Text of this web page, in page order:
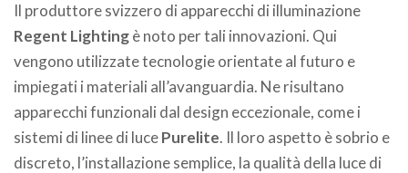
Il produttore svizzero di apparecchi di illuminazione
Regent Lightingè noto per tali innovazioni. Qui
vengono utilizzate tecnologie orientate al futuro e
impiegati i materiali all’avanguardia. Ne risultano
apparecchi funzionali dal design eccezionale, come i
sistemi di linee di lucePurelite. Il loro aspetto è sobrio e
discreto, l’installazione semplice, la qualità della luce di